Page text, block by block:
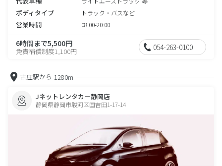
ボディタイプ トラック・バスなど
営業時間 08:00-20:00
6時間まで5,500円
免責補償制度1,100円 054-263-0100
古庄駅から 1280m
Jネットレンタカー静岡店
静岡県静岡市駿河区国吉田1-17-14